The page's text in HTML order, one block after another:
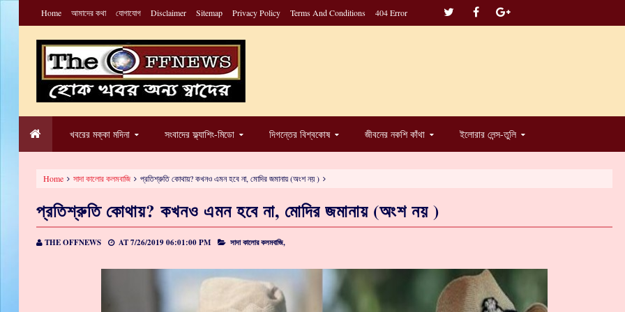
Home আমাদের কথা যোগাযোগ Disclaimer Sitemap Privacy Policy Terms And Conditions 404 Error
খবরের মক্কা মদিনা সংবাদের ফ্ল্যাশিং-মিডো দিগন্তের বিশ্বকোষ জীবনের নকশি কাঁথা ইলোরার লেন্স-তুলি
Home সাদা কালোর কলমবাজি প্রতিশ্রুতি কোথায়? কখনও এমন হবে না, মোদির জমানায় (অংশ নয় )
প্রতিশ্রুতি কোথায়? কখনও এমন হবে না, মোদির জমানায় (অংশ নয় )
THE OFFNEWS AT7/26/2019 06:01:00 PM সাদা কালোর কলমবাজি,